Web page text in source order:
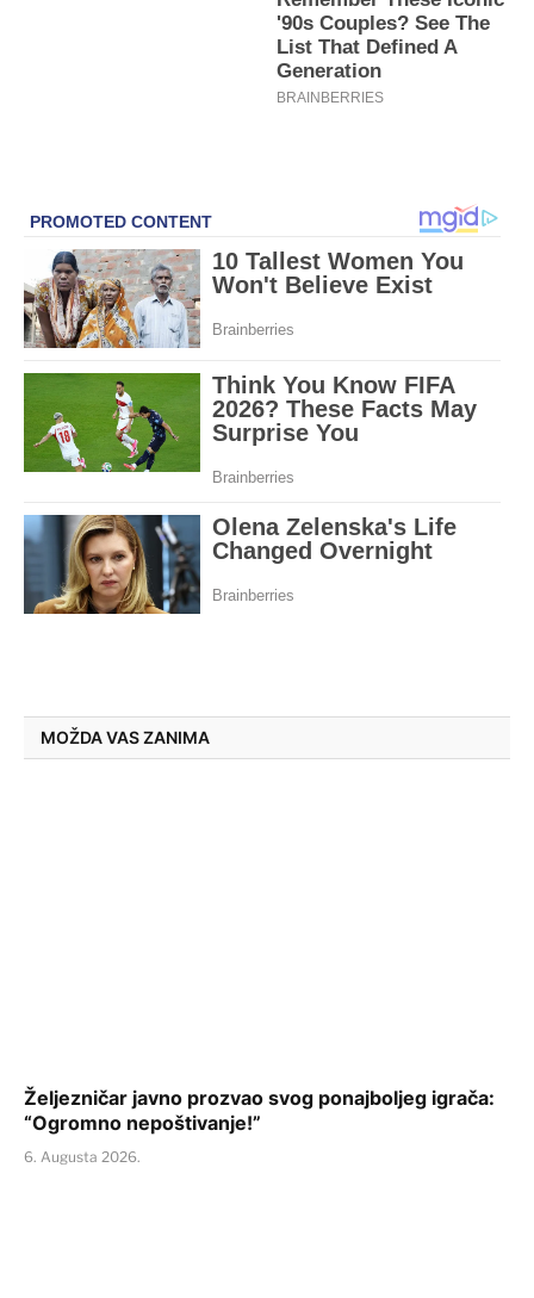
MOŽDA VAS ZANIMA
Željezničar javno prozvao svog ponajboljeg igrača:
“Ogromno nepoštivanje!”
6. Augusta 2026.